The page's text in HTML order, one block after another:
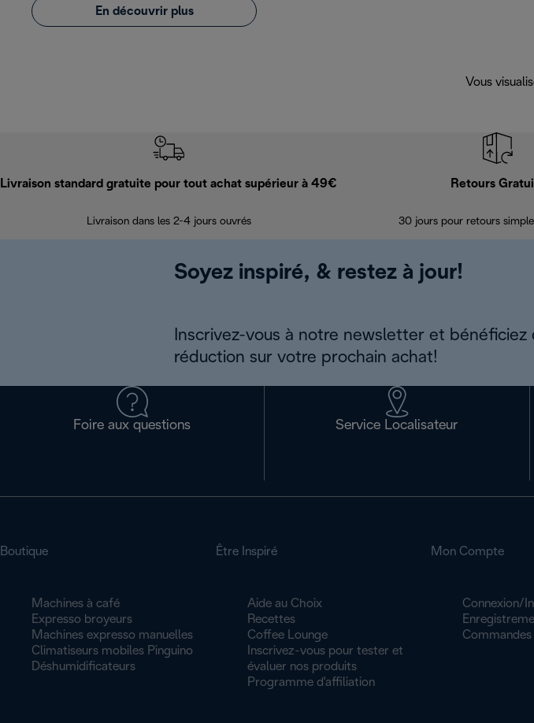
En découvrir plus
Vous
Livraison standard gratuite pour tout achat supérieur à 49€
Livraison dans les 2-4 jours ouvrés
Retours
30 jours pour retours
Soyez inspiré, & restez à jour!
Inscrivez-vous à notre newsletter et bénéficiez
réduction sur votre prochain achat!
Foire aux questions Service Localisateur
Boutique
Machines à café
Expresso broyeurs
Machines expresso manuelles
Climatiseurs mobiles Pinguino
Déshumidificateurs
Être Inspiré
Aide au Choix
Recettes
Coffee Lounge
Inscrivez-vous pour tester et
évaluer nos produits
Programme d'affiliation
Mon Compte
Connexion/
Commandes